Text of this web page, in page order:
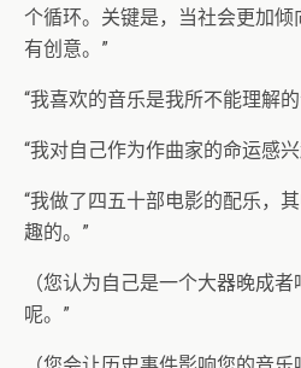
个循环。关键是，当社会更加
有创意。”
“我喜欢的音乐是我所不能理解
“我对自己作为作曲家的命运感
“我做了四五十部电影的配乐，
趣的。”
（您认为自己是一个大器晚成
呢。”